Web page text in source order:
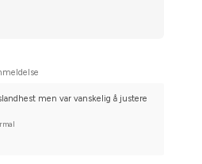
men var vanskelig å justere